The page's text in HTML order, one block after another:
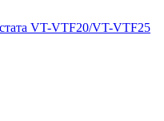
VT-VTF20/VT-VTF25